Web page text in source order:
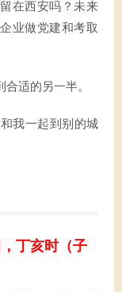
在西安吗？未来
业做党建和考取
适的另一半。
我一起到别的城
丁亥时（子